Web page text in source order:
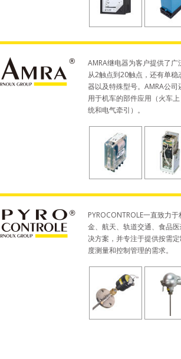
AMRA继电器为客户提供了
从2触点到20触点，还有单
器以及特殊型号。AMRA公
用于机车的部件应用（火车
统和电气牵引）。
PYROCONTROLE一直致力
金、航天、轨道交通、食品
决方案，并专注于提供按需
度测量和控制管理的需求。